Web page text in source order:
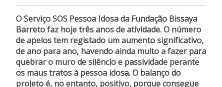
Públicas
Centro Geriátrico Luís Viegas
Nascimento
SOS Pessoa Idosa
Violência Doméstica
Bissaya Barreto
Casa das Artes Bissaya
Barreto
Prémio 2011: Saúde na
Criança – Alavanca da
Cidadania
Prémio 2010: A Inovação na
Promoção Social
Prémio 2009: Educar para
Criar: da Escola à
O Serviço SOS Pessoa Idosa da Fundação Bissaya
Barreto faz hoje três anos de atividade. O número
de apelos tem registado um aumento significativo,
de ano para ano, havendo ainda muito a fazer para
quebrar o muro de silêncio e passividade perante
os maus tratos à pessoa idosa. O balanço do
projeto é, no entanto, positivo, porque consegue